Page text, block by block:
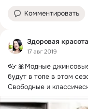
Комментировать
Здоровая красота
17 авг 2019
👓 🎀Модные
будут в топе в этом
Свободные и